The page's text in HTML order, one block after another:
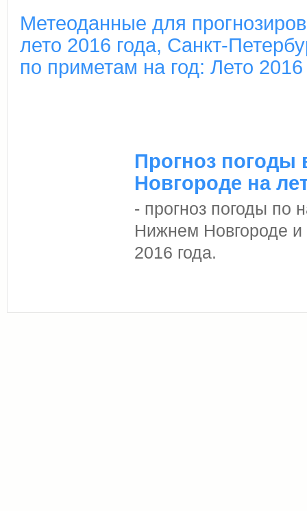
Метеоданные для
лето 2016 года, Санкт-
по приметам на год: Лето 2016
Прогноз погоды
Новгороде на
- прогноз погоды по
Нижнем Новгороде и
2016 года.